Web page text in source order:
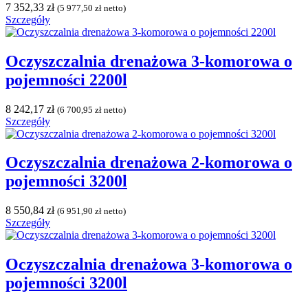
7 352,33 zł (5 977,50 zł netto)
Szczegóły
Oczyszczalnia drenażowa 3-komorowa o
pojemności 2200l
8 242,17 zł (6 700,95 zł netto)
Szczegóły
Oczyszczalnia drenażowa 2-komorowa o
pojemności 3200l
8 550,84 zł (6 951,90 zł netto)
Szczegóły
Oczyszczalnia drenażowa 3-komorowa o
pojemności 3200l